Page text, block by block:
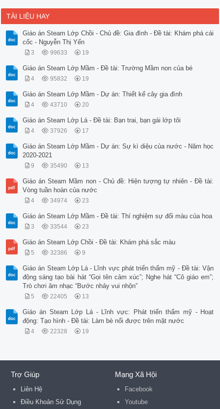
TÀI LIỆU HAY
Giáo án Steam Lớp Chồi - Chủ đề: Gia đình - Đề tài: Khám phá cái
cốc - Nguyễn Thị Yến
3 99633 19
Giáo án Steam Lớp Mầm - Đề tài: Trường Mầm non của bé
4 95832 19
Giáo án Steam Lớp Mầm - Dự án: Thiết kế cây gia đình
4 43710 20
Giáo án Steam Lớp Lá - Đề tài: Bạn trai, bạn gái lớp tôi
4 37926 17
Giáo án Steam Lớp Mầm - Dự án: Sự kì diệu của nước - Năm học
2020-2021
9 35490 13
Giáo án Steam Mầm non - Chủ đề: Hiện tượng tự nhiên - Đề tài:
Vòng tuần hoàn của nước
4 34974 23
Giáo án Steam Lớp Mầm - Đề tài: Thí nghiệm sự đổi màu của hoa
3 33544 23
Giáo án Steam Lớp Chồi - Đề tài: Khám phá sắc màu
5 32386 9
Giáo án Steam Lớp Lá - Lĩnh vực phát triển thẩm mỹ - Đề tài: Vận
động sáng tạo bài hát “Gọi tên cảm xúc”; Nghe hát “Cô giáo em”;
Trò chơi âm nhạc “Bước nhảy vui nhộn”
5 22405 13
Giáo án Steam Lớp Lá - Lĩnh vực: Phát triển thẩm mỹ - Hoạt
động: Tạo hình - Đề tài: Làm bè nổi được trên mặt nước
4 22328 19
Trợ Giúp
Liên Hệ
Điều Khoản Sử Dụng
Mạng Xã Hội
Facebook
Youtube